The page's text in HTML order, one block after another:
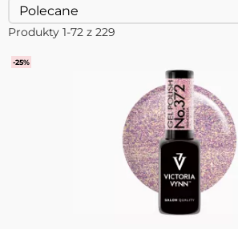
Produkty 1-72 z 229
-25%